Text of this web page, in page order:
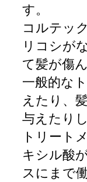
す。
コルテッ
リコシが
て髪が傷
一般的な
えたり、
与えたり
トリート
キシル酸
スにまで